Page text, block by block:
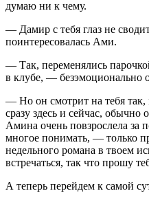
думаю ни к чему.
— Дамир с тебя глаз не
поинтересовалась Ами.
— Так, переменялись
в клубе, — безэмоционально
— Но он смотрит на тебя так,
сразу здесь и сейчас,
Амина очень повзрослела за
многое понимать, — только
недельного романа в твоем
встречаться, так что прошу
А теперь перейдем к самой